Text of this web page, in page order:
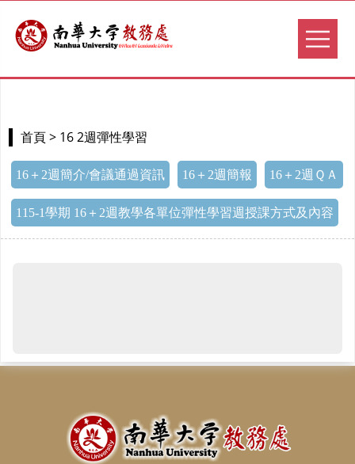
首頁 > 16 2週彈性學習
16＋2週簡介/會議通過資訊 16＋2週簡報 16＋2週ＱＡ
115-1學期 16＋2週教學各單位彈性學習週授課方式及內容